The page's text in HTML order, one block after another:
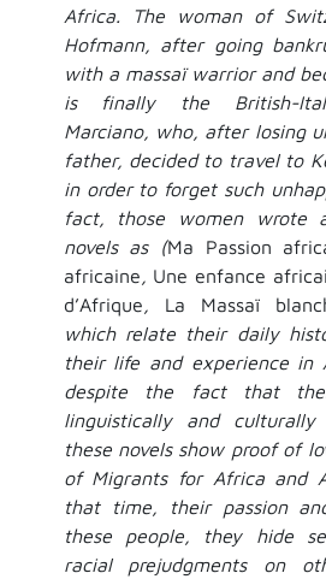
Africa. The woman of
Hofmann, after going
with a massaï warrior and
is finally the British-
Marciano, who, after losing
father, decided to travel to
in order to forget such
fact, those women wrote
novels as (Ma Passion
africaine, Une enfance
d’Afrique, La Massaï
which relate their daily
their life and experience in
despite the fact that
linguistically and
these novels show proof of
of Migrants for Africa and
that time, their passion
these people, they hide
racial prejudgments on